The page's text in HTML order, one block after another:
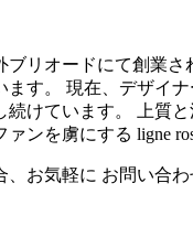
ブリオードにて創業
ます。 現在、デザイ
続けています。 上質
ンを虜にする ligne
、お気軽に お問い合わ